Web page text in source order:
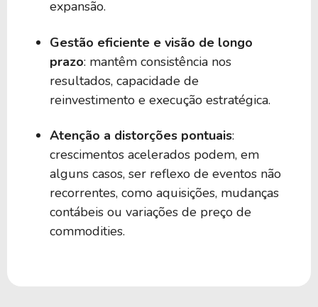
expansão.
Gestão eficiente e visão de longo
prazo: mantêm consistência nos
resultados, capacidade de
reinvestimento e execução estratégica.
Atenção a distorções pontuais:
crescimentos acelerados podem, em
alguns casos, ser reflexo de eventos não
recorrentes, como aquisições, mudanças
contábeis ou variações de preço de
commodities.